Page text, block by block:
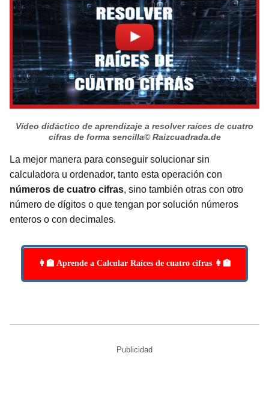
Vídeo didáctico de aprendizaje a resolver raíces de cuatro
cifras de forma sencilla© Raizcuadrada.de
La mejor manera para conseguir solucionar sin
calculadora u ordenador, tanto esta operación con
números de cuatro cifras, sino también otras con otro
número de dígitos o que tengan por solución números
enteros o con decimales.
👩‍🏫 Aprende a Calcular Raíces de cuatro cifras 👩‍🏫
Publicidad